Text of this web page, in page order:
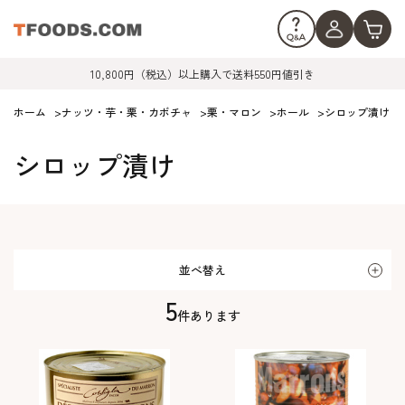
10,800円（税込）以上購入で送料550円値引き
ホーム >ナッツ・芋・栗・カボチャ >栗・マロン >ホール >シロップ漬け
シロップ漬け
並べ替え
5件あります